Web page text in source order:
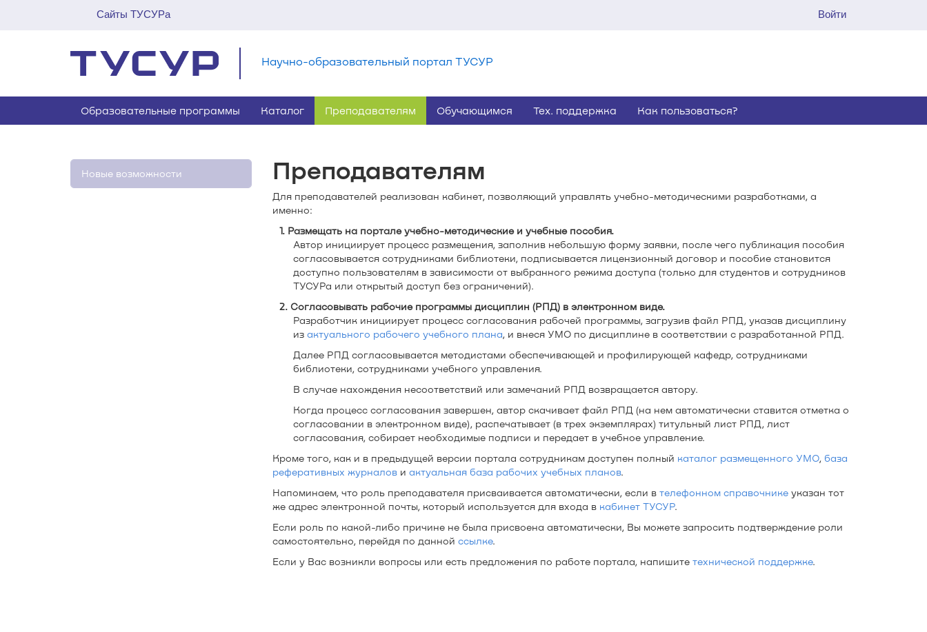
Сайты ТУСУРа Войти
Научно-образовательный портал ТУСУР
Образовательные программы Каталог Преподавателям Обучающимся Тех. поддержка Как пользоваться?
Новые возможности Преподавателям
Для преподавателей реализован кабинет, позволяющий управлять учебно-методическими разработками, а
именно:
1. Размещать на портале учебно-методические и учебные пособия.
Автор инициирует процесс размещения, заполнив небольшую форму заявки, после чего публикация пособия
согласовывается сотрудниками библиотеки, подписывается лицензионный договор и пособие становится
доступно пользователям в зависимости от выбранного режима доступа (только для студентов и сотрудников
ТУСУРа или открытый доступ без ограничений).
2. Согласовывать рабочие программы дисциплин (РПД) в электронном виде.
Разработчик инициирует процесс согласования рабочей программы, загрузив файл РПД, указав дисциплину
из актуального рабочего учебного плана, и внеся УМО по дисциплине в соответствии с разработанной РПД.
Далее РПД согласовывается методистами обеспечивающей и профилирующей кафедр, сотрудниками
библиотеки, сотрудниками учебного управления.
В случае нахождения несоответствий или замечаний РПД возвращается автору.
Когда процесс согласования завершен, автор скачивает файл РПД (на нем автоматически ставится отметка о
согласовании в электронном виде), распечатывает (в трех экземплярах) титульный лист РПД, лист
согласования, собирает необходимые подписи и передает в учебное управление.
Кроме того, как и в предыдущей версии портала сотрудникам доступен полный каталог размещенного УМО, база
реферативных журналови актуальная база рабочих учебных планов.
Напоминаем, что роль преподавателя присваивается автоматически, если в телефонном справочникеуказан тот
же адрес электронной почты, который используется для входа в кабинет ТУСУР.
Если роль по какой-либо причине не была присвоена автоматически, Вы можете запросить подтверждение роли
самостоятельно, перейдя по данной ссылке.
Если у Вас возникли вопросы или есть предложения по работе портала, напишите технической поддержке.